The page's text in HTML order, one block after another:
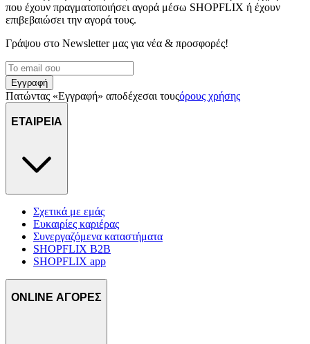
που έχουν πραγματοποιήσει αγορά μέσω SHOPFLIX ή έχουν
επιβεβαιώσει την αγορά τους.
Γράψου στο Νewsletter μας για νέα & προσφορές!
Εγγραφή
Πατώντας «Εγγραφή» αποδέχεσαι τουςόρους χρήσης
ΕΤΑΙΡΕΙΑ
Σχετικά με εμάς
Ευκαιρίες καριέρας
Συνεργαζόμενα καταστήματα
SHOPFLIX B2B
SHOPFLIX app
ONLINE ΑΓΟΡΕΣ